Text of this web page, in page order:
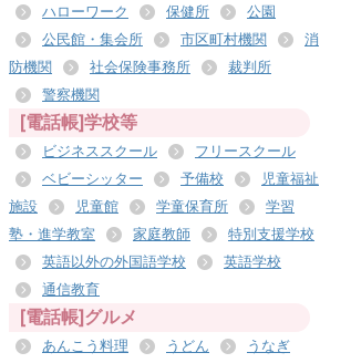
ハローワーク 保健所
公園
公民館・集会所
市区町村機関
消
防機関
社会保険事務所
裁判所
警察機関
[電話帳]学校等
ビジネススクール
フリースクール
ベビーシッター
予備校
児童福祉
施設
児童館 学童保育所
学習
塾・進学教室
家庭教師
特別支援学校
英語以外の外国語学校
英語学校
通信教育
[電話帳]グルメ
あんこう料理 うどん
うなぎ